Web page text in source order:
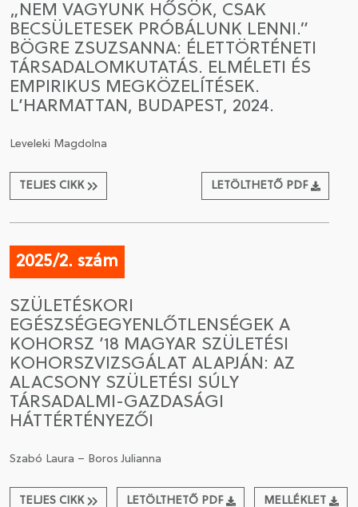
„NEM VAGYUNK HŐSÖK, CSAK
BECSÜLETESEK PRÓBÁLUNK LENNI.”
BÖGRE ZSUZSANNA: ÉLETTÖRTÉNETI
TÁRSADALOMKUTATÁS. ELMÉLETI ÉS
EMPIRIKUS MEGKÖZELÍTÉSEK.
L’HARMATTAN, BUDAPEST, 2024.
Leveleki Magdolna
TELJES CIKK LETÖLTHETŐ PDF
2025/2. szám
SZÜLETÉSKORI
EGÉSZSÉGEGYENLŐTLENSÉGEK A
KOHORSZ ’18 MAGYAR SZÜLETÉSI
KOHORSZVIZSGÁLAT ALAPJÁN: AZ
ALACSONY SZÜLETÉSI SÚLY
TÁRSADALMI-GAZDASÁGI
HÁTTÉRTÉNYEZŐI
Szabó Laura – Boros Julianna
TELJES CIKK LETÖLTHETŐ PDF MELLÉKLET